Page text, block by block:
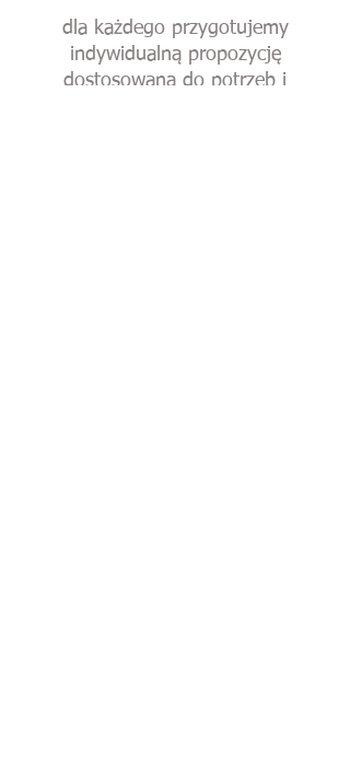
dla każdego przygotujemy
indywidualną propozycję
dostosowaną do potrzeb i